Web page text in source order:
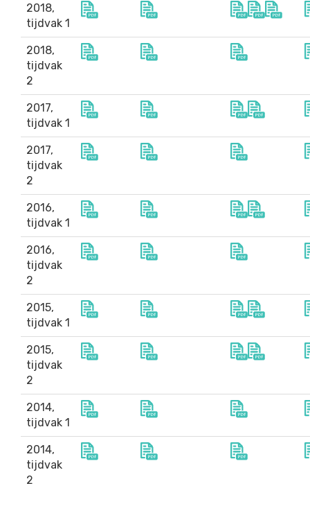
2018,
tijdvak 1
2018,
tijdvak
2
2017,
tijdvak 1
2017,
tijdvak
2
2016,
tijdvak 1
2016,
tijdvak
2
2015,
tijdvak 1
2015,
tijdvak
2
2014,
tijdvak 1
2014,
tijdvak
2